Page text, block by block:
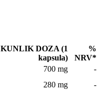
KUNLIK DOZA (1
kapsula)
%
NRV*
700 mg
-
280 mg
-